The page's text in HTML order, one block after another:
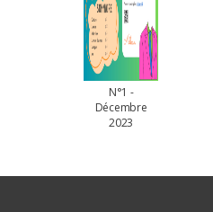
N°1 -
Décembre
2023